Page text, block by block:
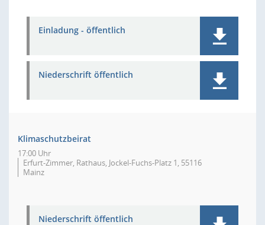
Einladung - öffentlich
Niederschrift öffentlich
Klimaschutzbeirat
17:00 Uhr
Erfurt-Zimmer, Rathaus, Jockel-Fuchs-Platz 1, 55116
Mainz
Niederschrift öffentlich